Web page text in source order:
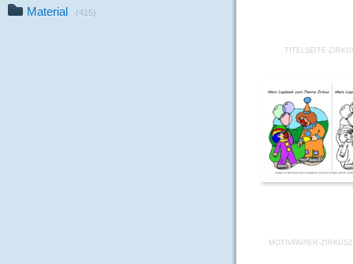
Material (415)
TITELSEITE-
MOTIVPAPIER-